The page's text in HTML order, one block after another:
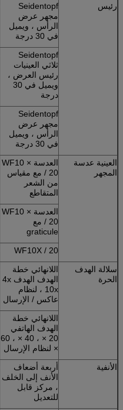
رئيس
Seidentopf
مجهر عرض
الرأس ، ويميل
في 30 درجة
Seidentopf
ثلاثي العينيات
رئيس العرض ،
ويميل في 30
درجة
Seidentopf
مجهر عرض
الرأس ، ويميل
في 30 درجة
العينية عدسة
المجهر
العدسة WF10 ×
/ 20 مع مقياس
من الشعر
المتقاطع
العدسة WF10 ×
/ 20 مع
graticule
WF10X / 20
سلالة الهدف
الحرة
اللانهائي خطة
الهدف الهدف 4x
، 10x لنظام
عاكس / الإرسال
اللانهائي خطة
الهدف الهاتفي
20 × ، 40 × ، 60
× لنظام الإرسال
الأنفية
أربعة أضعاف
الأنف إلى الخلف
، مركز قابل
للتعديل